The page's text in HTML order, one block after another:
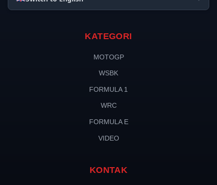
KATEGORI
MOTOGP
WSBK
FORMULA 1
WRC
FORMULA E
VIDEO
KONTAK